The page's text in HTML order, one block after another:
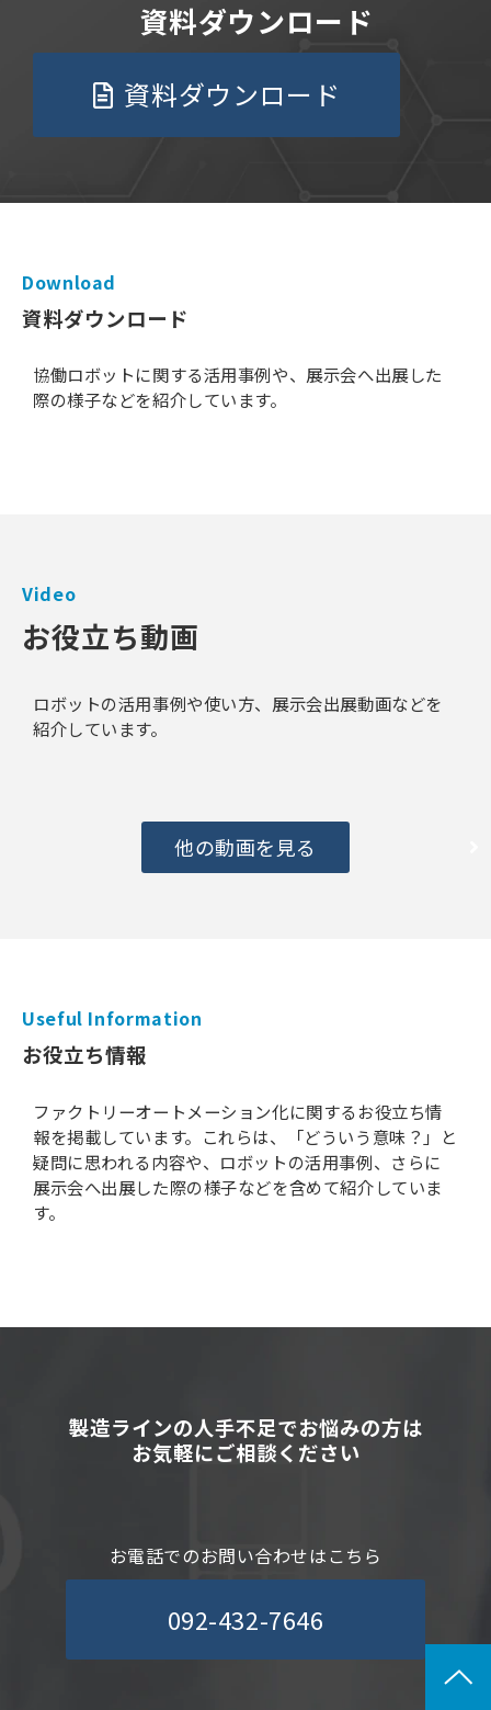
資料ダウンロード
資料ダウンロード
Download​​​
資料ダウンロード
協働ロボットに関する活用事例や、展示会へ出展した
際の様子などを紹介しています。
Video
お役立ち動画
ロボットの活用事例や使い方、展示会出展動画などを
紹介しています。
他の動画を見る
Useful Information​​​
お役立ち情報
ファクトリーオートメーション化に関するお役立ち情
報を掲載しています。これらは、「どういう意味？」と
疑問に思われる内容や、ロボットの活用事例、さらに
展示会へ出展した際の様子などを含めて紹介していま
す。
製造ラインの人手不足でお悩みの方は
お気軽にご相談ください
お電話でのお問い合わせはこちら
092-432-7646